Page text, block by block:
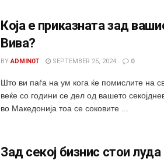
Која е приказната зад
Вива?
BY ADMIN0T SEPTEMBER 25, 2024 0
Што ви паѓа на ум кога ќе помислите на
веќе со години се дел од вашето
во Македонија тоа се соковите ...
Зад секој бизнис стои